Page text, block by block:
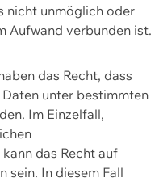
nicht unmöglich oder
Aufwand verbunden ist.
das Recht, dass
unter bestimmten
Im Einzelfall,
das Recht auf
sein. In diesem Fall